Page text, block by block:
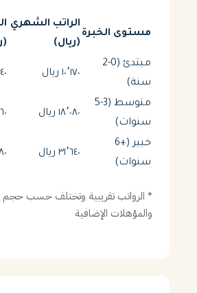
مستوى الخبرة
الراتب الشهري
(ريال)
مبتدئ (0-2
سنة)
١٠٬١٧٠ ريال
متوسط (3-5
سنوات)
١٨٬٠٨٠ ريال
خبير (+6
سنوات)
٣١٬٦٤٠ ريال
* الرواتب تقريبية وتختلف حسب حجم
والمؤهلات الإضافية